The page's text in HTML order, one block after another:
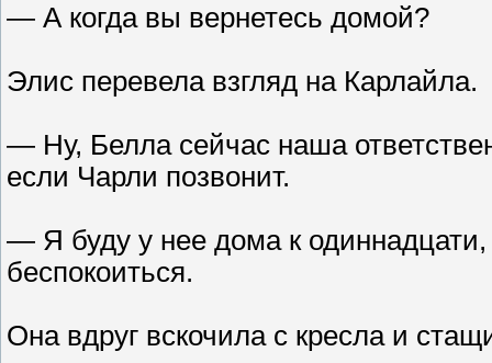
— А когда вы вернетесь домой?
Элис перевела взгляд на Карлайла.
— Ну, Белла сейчас наша
если Чарли позвонит.
— Я буду у нее дома к одиннадцати,
беспокоиться.
Она вдруг вскочила с кресла и